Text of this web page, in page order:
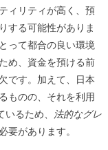
ィリティが高く、預
する可能性がありま
って都合の良い環境
め、資金を預ける前
です。加えて、日本
ものの、それを利用
るため、 法的なグレ
要があります。